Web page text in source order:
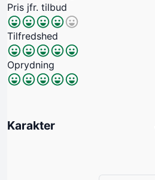
Pris jfr. tilbud
Tilfredshed
Oprydning
Karakter